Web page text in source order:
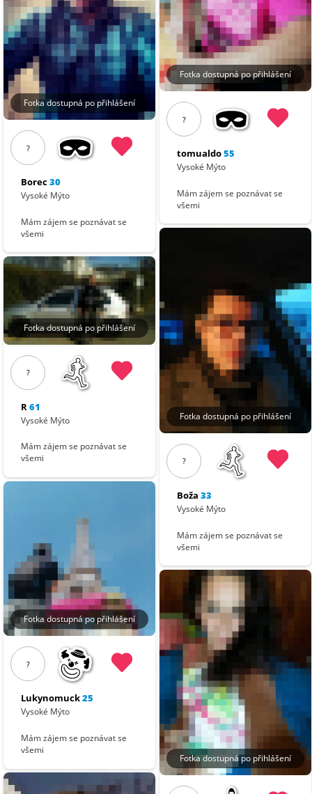
Fotka dostupná po přihlášení
?
Borec30
Vysoké Mýto
Mám zájem se poznávat se
všemi
Fotka dostupná po přihlášení
?
R61
Vysoké Mýto
Mám zájem se poznávat se
všemi
Fotka dostupná po přihlášení
?
Lukynomuck25
Vysoké Mýto
Mám zájem se poznávat se
všemi
Fotka dostupná po přihlášení
?
tomualdo55
Vysoké Mýto
Mám zájem se poznávat se
všemi
Fotka dostupná po přihlášení
?
Boža 33
Vysoké Mýto
Mám zájem se poznávat se
všemi
Fotka dostupná po přihlášení